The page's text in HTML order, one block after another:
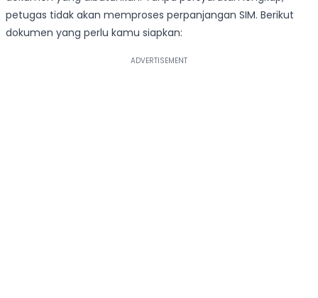
petugas tidak akan memproses perpanjangan SIM. Berikut
dokumen yang perlu kamu siapkan: